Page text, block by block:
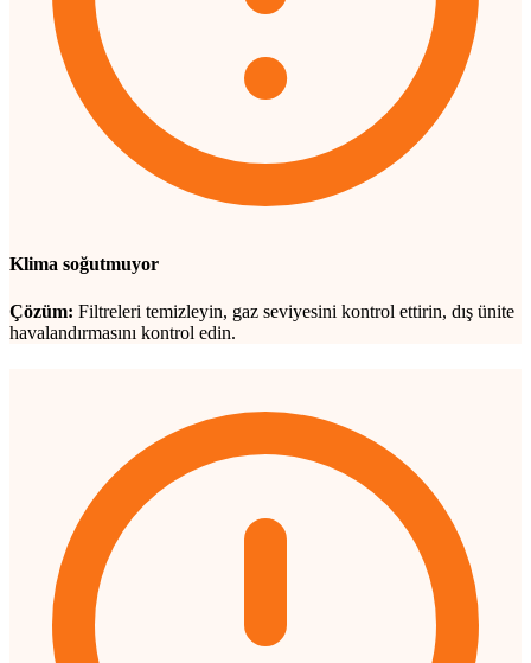
Klima soğutmuyor
Çözüm: Filtreleri temizleyin, gaz seviyesini kontrol ettirin, dış ünite
havalandırmasını kontrol edin.